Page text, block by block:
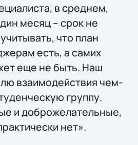
в среднем,
месяц – срок не
что план
есть, а самих
еще не быть. Наш
взаимодействия чем-
группу.
и доброжелательные,
нет».